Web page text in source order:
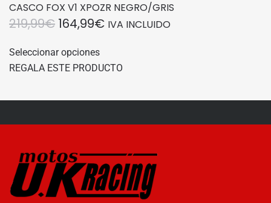
CASCO FOX V1 XPOZR NEGRO/GRIS
219,99€ EL
ORIGINAL
164,99€EL
IVA INCLUIDO
Seleccionar opcionesproducto
tiene
variantes.
pueden
elegir
en
REGALA ESTE PRODUCTO